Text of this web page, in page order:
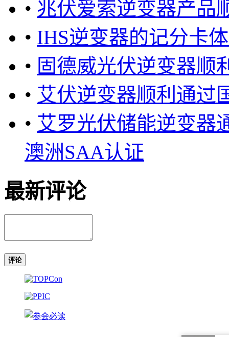
• 兆伏爱索逆变器产品
• IHS逆变器的记分卡
• 固德威光伏逆变器顺
• 艾伏逆变器顺利通过
• 艾罗光伏储能逆变器
澳洲SAA认证
最新评论
评论